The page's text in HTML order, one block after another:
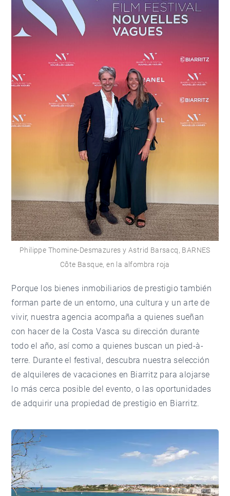
Philippe Thomine-Desmazures y Astrid Barsacq, BARNES
Côte Basque, en la alfombra roja
Porque los bienes inmobiliarios de prestigio también
forman parte de un entorno, una cultura y un arte de
vivir, nuestra agencia acompaña a quienes sueñan
con hacer de la Costa Vasca su dirección durante
todo el año, así como a quienes buscan un pied-à-
terre. Durante el festival, descubra nuestra selección
de alquileres de vacaciones en Biarritz para alojarse
lo más cerca posible del evento, o las oportunidades
de adquirir una propiedad de prestigio en Biarritz.